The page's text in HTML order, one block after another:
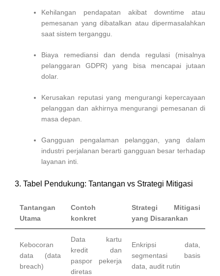
Kehilangan pendapatan akibat downtime atau
pemesanan yang dibatalkan atau dipermasalahkan
saat sistem terganggu.
Biaya remediansi dan denda regulasi (misalnya
pelanggaran GDPR) yang bisa mencapai jutaan
dolar.
Kerusakan reputasi yang mengurangi kepercayaan
pelanggan dan akhirnya mengurangi pemesanan di
masa depan.
Gangguan pengalaman pelanggan, yang dalam
industri perjalanan berarti gangguan besar terhadap
layanan inti.
3. Tabel Pendukung: Tantangan vs Strategi Mitigasi
Tantangan
Utama
Contoh
konkret
Strategi Mitigasi
yang Disarankan
Kebocoran
data (data
breach)
Data kartu
kredit dan
paspor pekerja
diretas
Enkripsi data,
segmentasi basis
data, audit rutin